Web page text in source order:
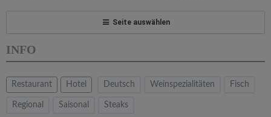
Seite auswählen
INFO
Restaurant Hotel Deutsch Weinspezialitäten Fisch
Regional Saisonal Steaks
a
v
i